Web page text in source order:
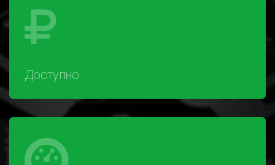
Доступно